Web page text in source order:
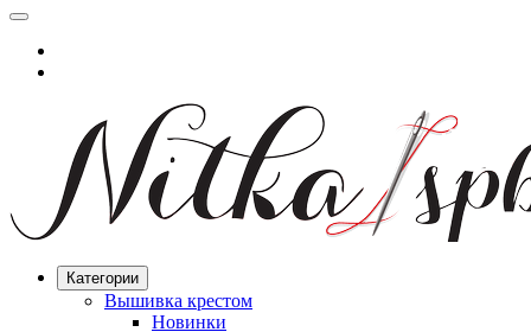
Категории
Вышивка крестом
Новинки